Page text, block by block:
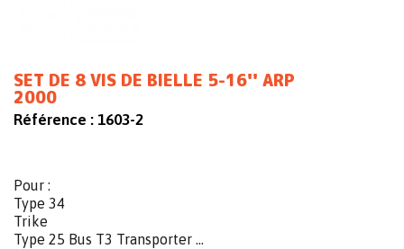
SET DE 8 VIS DE BIELLE 5-16'' ARP
2000
Référence : 1603-2
Pour :
Type 34
Trike
Type 25 Bus T3 Transporter ...